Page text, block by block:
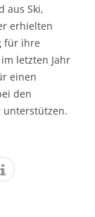
aus Ski,
erhielten
für ihre
letzten Jahr
einen
den
unterstützen.